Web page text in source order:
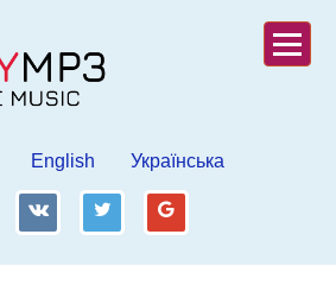
English Українська
vk tw gp